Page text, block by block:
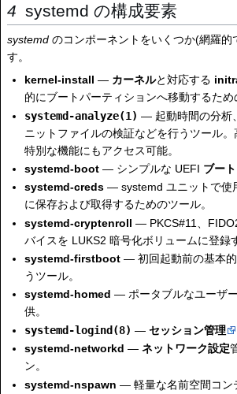
systemd の構成要素
systemd のコンポーネントをいくつか(網羅的
す。
kernel-install — カーネルと対応する
的にブートパーティションへ移動するため
systemd-analyze(1) — 起動時間の分析
ニットファイルの検証などを行うツール
特別な機能にもアクセス可能。
systemd-boot — シンプルな UEFI ブー
systemd-creds — systemd ユニットで使
に保存および取得するためのツール。
systemd-cryptenroll — PKCS#11、
バイスを LUKS2 暗号化ボリュームに登録
systemd-firstboot — 初回起動前の基本
うツール。
systemd-homed — ポータブルなユーザー
供。
systemd-logind(8) —セッション管理
systemd-networkd —ネットワーク設定
ン。
systemd-nspawn — 軽量な名前空間コン